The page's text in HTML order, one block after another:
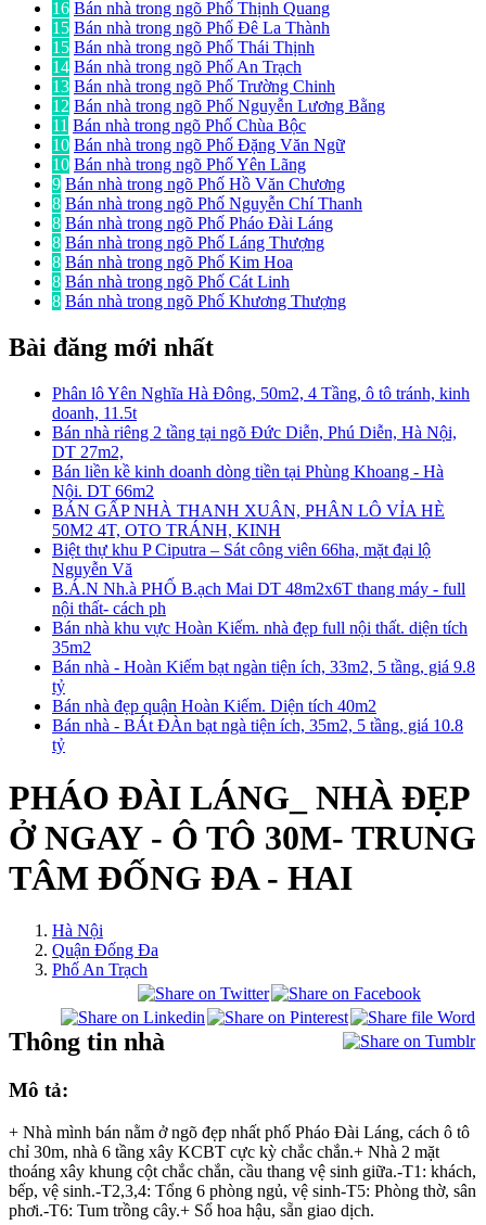
16 Bán nhà trong ngõ Phố Thịnh Quang
15 Bán nhà trong ngõ Phố Đê La Thành
15 Bán nhà trong ngõ Phố Thái Thịnh
14 Bán nhà trong ngõ Phố An Trạch
13 Bán nhà trong ngõ Phố Trường Chinh
12 Bán nhà trong ngõ Phố Nguyễn Lương Bằng
11 Bán nhà trong ngõ Phố Chùa Bộc
10 Bán nhà trong ngõ Phố Đặng Văn Ngữ
10 Bán nhà trong ngõ Phố Yên Lãng
9 Bán nhà trong ngõ Phố Hồ Văn Chương
8 Bán nhà trong ngõ Phố Nguyễn Chí Thanh
8 Bán nhà trong ngõ Phố Pháo Đài Láng
8 Bán nhà trong ngõ Phố Láng Thượng
8 Bán nhà trong ngõ Phố Kim Hoa
8 Bán nhà trong ngõ Phố Cát Linh
8 Bán nhà trong ngõ Phố Khương Thượng
Bài đăng mới nhất
Phân lô Yên Nghĩa Hà Đông, 50m2, 4 Tầng, ô tô tránh, kinh
doanh, 11.5t
Bán nhà riêng 2 tầng tại ngõ Đức Diễn, Phú Diễn, Hà Nội,
DT 27m2,
Bán liền kề kinh doanh dòng tiền tại Phùng Khoang - Hà
Nội. DT 66m2
BÁN GẤP NHÀ THANH XUÂN, PHÂN LÔ VỈA HÈ
50M2 4T, OTO TRÁNH, KINH
Biệt thự khu P Ciputra – Sát công viên 66ha, mặt đại lộ
Nguyễn Vă
B.Á.N Nh.à PHỐ B.ạch Mai DT 48m2x6T thang máy - full
nội thất- cách ph
Bán nhà khu vực Hoàn Kiếm. nhà đẹp full nội thất. diện tích
35m2
Bán nhà - Hoàn Kiếm bạt ngàn tiện ích, 33m2, 5 tầng, giá 9.8
tỷ
Bán nhà đẹp quận Hoàn Kiếm. Diện tích 40m2
Bán nhà - BÁt ĐÀn bạt ngà tiện ích, 35m2, 5 tầng, giá 10.8
tỷ
PHÁO ĐÀI LÁNG_ NHÀ ĐẸP
Ở NGAY - Ô TÔ 30M- TRUNG
TÂM ĐỐNG ĐA - HAI
Hà Nội
Quận Đống Đa
Phố An Trạch
Thông tin nhà
Mô tả:
+ Nhà mình bán nằm ở ngõ đẹp nhất phố Pháo Đài Láng, cách ô tô
chỉ 30m, nhà 6 tầng xây KCBT cực kỳ chắc chắn.+ Nhà 2 mặt
thoáng xây khung cột chắc chắn, cầu thang vệ sinh giữa.-T1: khách,
bếp, vệ sinh.-T2,3,4: Tổng 6 phòng ngủ, vệ sinh-T5: Phòng thờ, sân
phơi.-T6: Tum trồng cây.+ Sổ hoa hậu, sẵn giao dịch.